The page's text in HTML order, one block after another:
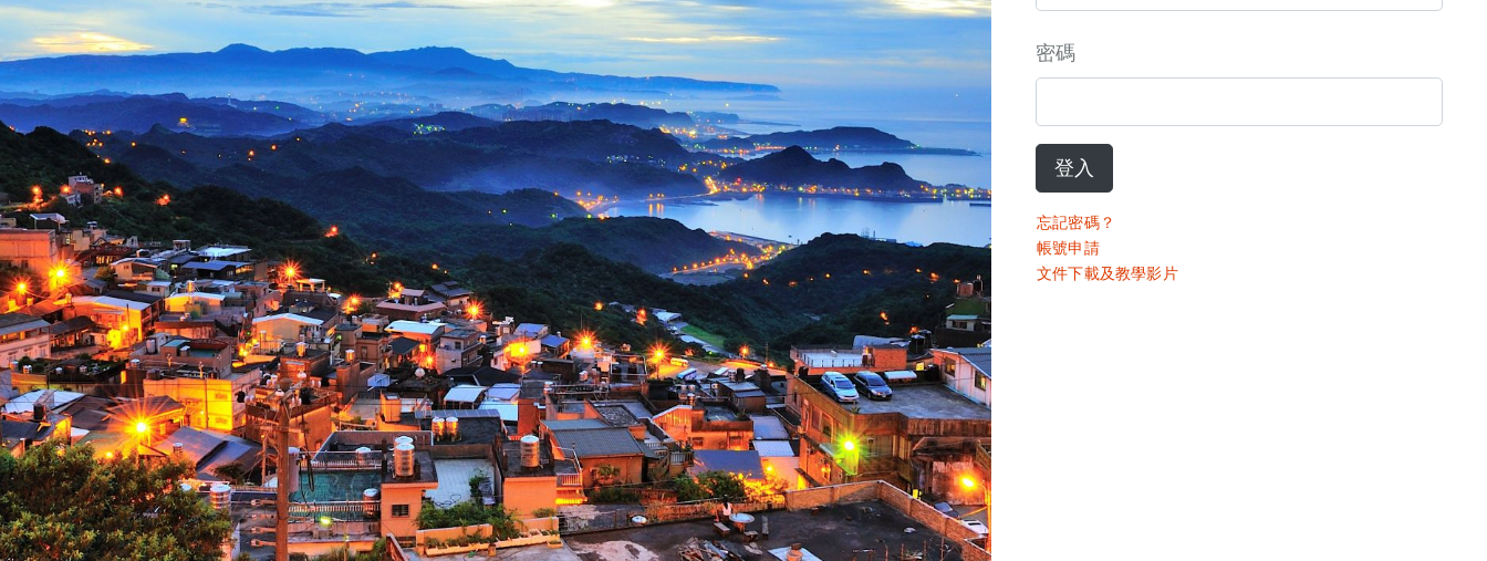
密碼
登入
忘記密碼？
帳號申請
文件下載及教學影片